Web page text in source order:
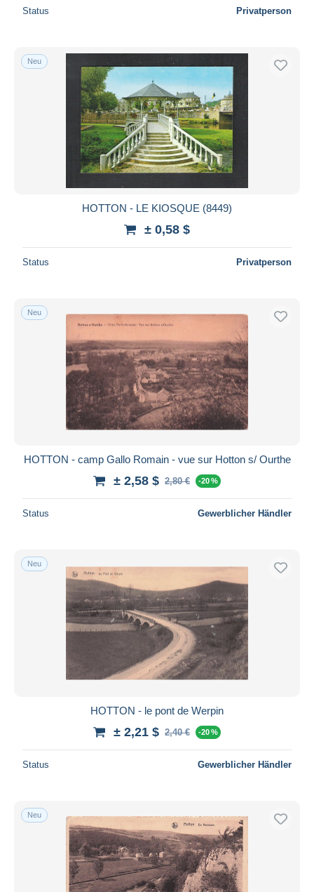
Status Privatperson
Neu
HOTTON - LE KIOSQUE (8449)
± 0,58 $
Status Privatperson
Neu
HOTTON - camp Gallo Romain - vue sur Hotton s/ Ourthe
± 2,58 $ 2,80 € -20 %
Status Gewerblicher Händler
Neu
HOTTON - le pont de Werpin
± 2,21 $ 2,40 € -20 %
Status Gewerblicher Händler
Neu